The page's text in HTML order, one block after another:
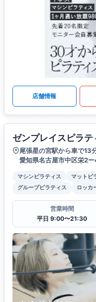
店舗情報
ゼンプレイスピラ
尾張星の宮駅から車で13
愛知県名古屋市中区栄2
マシンピラティス マットピ
グループピラティス
ロッカ
営業時間
平日 9:00〜21:30